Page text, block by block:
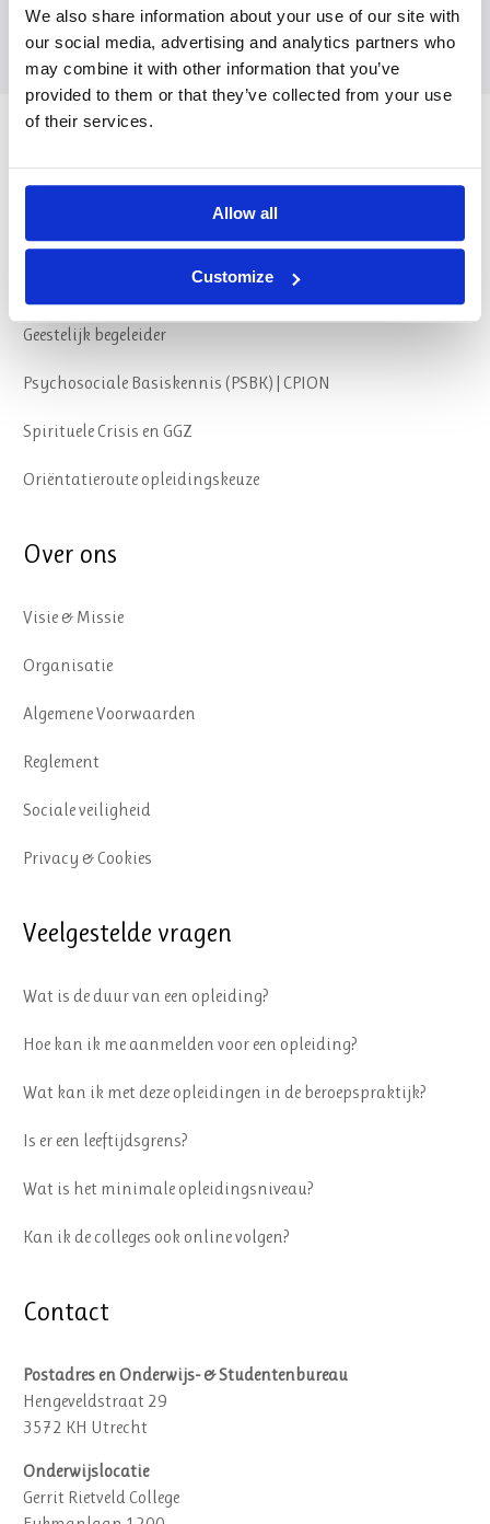
We also share information about your use of our site with
our social media, advertising and analytics partners who
may combine it with other information that you’ve
provided to them or that they’ve collected from your use
of their services.
Allow all
Customize
Opleidingen
Spiritualiteit en Zingeving | SKB – SKGV
Verlies-, Rouw- & Stervensbegeleiding | SKB
Geestelijk begeleider
Psychosociale Basiskennis (PSBK) | CPION
Spirituele Crisis en GGZ
Oriëntatieroute opleidingskeuze
Over ons
Visie & Missie
Organisatie
Algemene Voorwaarden
Reglement
Sociale veiligheid
Privacy & Cookies
Veelgestelde vragen
Wat is de duur van een opleiding?
Hoe kan ik me aanmelden voor een opleiding?
Wat kan ik met deze opleidingen in de beroepspraktijk?
Is er een leeftijdsgrens?
Wat is het minimale opleidingsniveau?
Kan ik de colleges ook online volgen?
Contact
Postadres en Onderwijs- & Studentenbureau
Hengeveldstraat 29
3572 KH Utrecht
Onderwijslocatie
Gerrit Rietveld College